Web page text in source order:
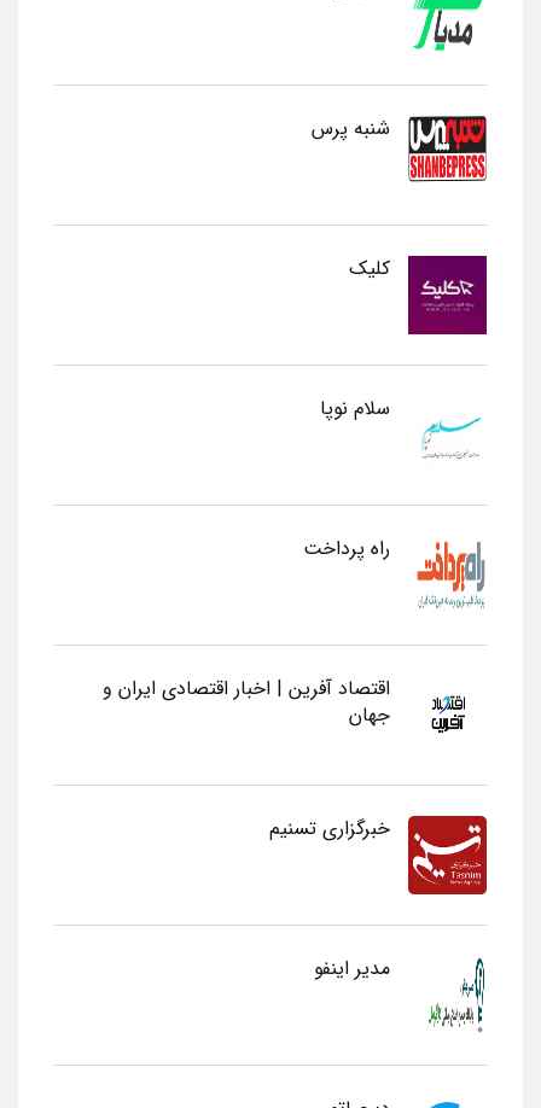
شنبه پرس
کلیک
سلام نوپا
راه پرداخت
اقتصاد آفرین | اخبار اقتصادی ایران و
جهان
خبرگزاری تسنیم
مدیر اینفو